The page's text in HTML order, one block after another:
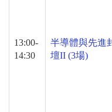
13:00-
14:30
半導體與先進
壇II (3場)